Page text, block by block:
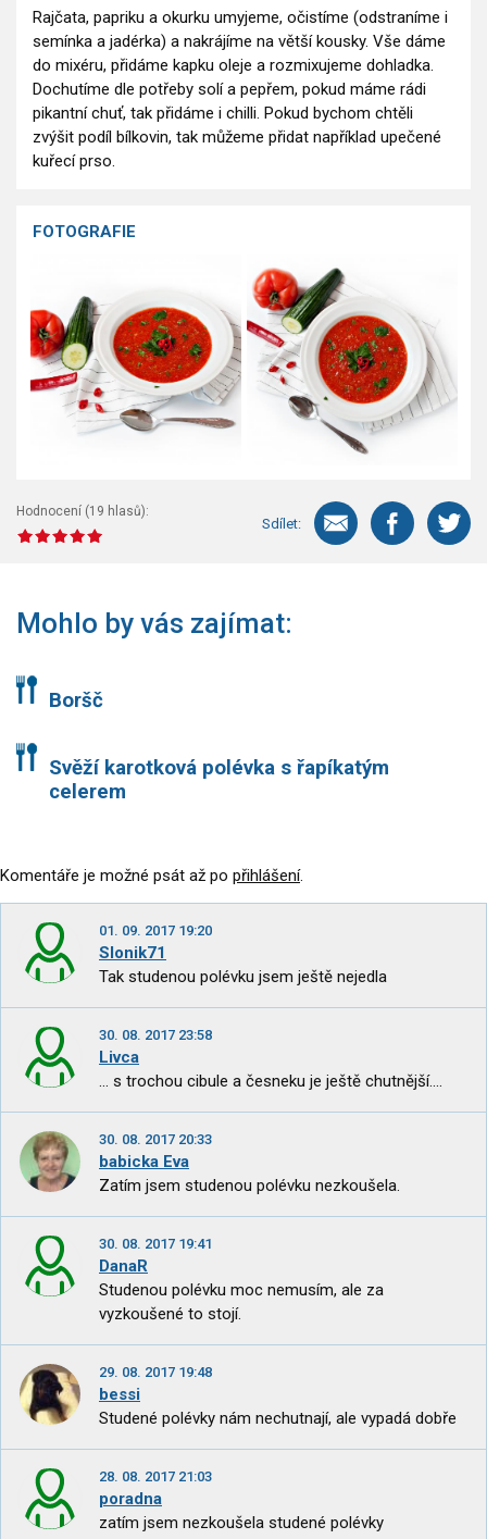
Rajčata, papriku a okurku umyjeme, očistíme (odstraníme i
semínka a jadérka) a nakrájíme na větší kousky. Vše dáme
do mixéru, přidáme kapku oleje a rozmixujeme dohladka.
Dochutíme dle potřeby solí a pepřem, pokud máme rádi
pikantní chuť, tak přidáme i chilli. Pokud bychom chtěli
zvýšit podíl bílkovin, tak můžeme přidat například upečené
kuřecí prso.
FOTOGRAFIE
Hodnocení (19 hlasů):
Sdílet:
Mohlo by vás zajímat:
Boršč
Svěží karotková polévka s řapíkatým
celerem
Komentáře je možné psát až po přihlášení.
01. 09. 2017 19:20
Slonik71
Tak studenou polévku jsem ještě nejedla
30. 08. 2017 23:58
Livca
... s trochou cibule a česneku je ještě chutnější....
30. 08. 2017 20:33
babicka Eva
Zatím jsem studenou polévku nezkoušela.
30. 08. 2017 19:41
DanaR
Studenou polévku moc nemusím, ale za
vyzkoušené to stojí.
29. 08. 2017 19:48
bessi
Studené polévky nám nechutnají, ale vypadá dobře
28. 08. 2017 21:03
poradna
zatím jsem nezkoušela studené polévky